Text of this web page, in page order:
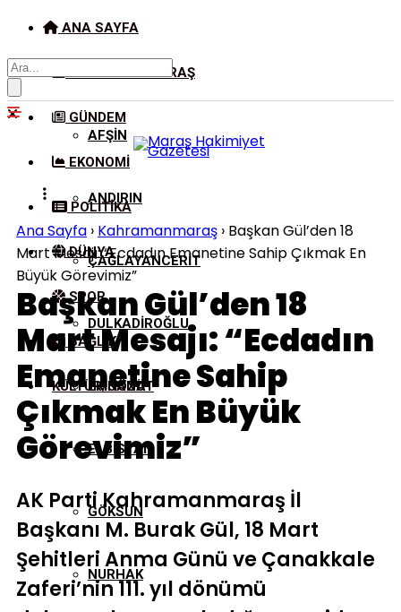
ANA SAYFA
KAHRAMANMARAŞ
AFŞIN
ANDIRIN
ÇAĞLAYANCERIT
DULKADIROĞLU
EKINÖZÜ
ELBISTAN
GÖKSUN
NURHAK
GÜNDEM
EKONOMI
POLITIKA
DÜNYA
SPOR
SAĞLIK
KÜLTÜR/SANAT
Ana Sayfa › Kahramanmaraş › Başkan Gül’den 18
Mart Mesajı: “Ecdadın Emanetine Sahip Çıkmak En
Büyük Görevimiz”
Başkan Gül’den 18
Mart Mesajı: “Ecdadın
Emanetine Sahip
Çıkmak En Büyük
Görevimiz”
AK Parti Kahramanmaraş İl
Başkanı M. Burak Gül, 18 Mart
Şehitleri Anma Günü ve Çanakkale
Zaferi’nin 111. yıl dönümü